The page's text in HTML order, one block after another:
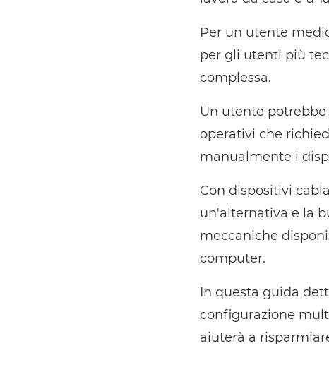
Per un utente
per gli utenti più
complessa.
Un utente
operativi che
manualmente i
Con dispositivi
un'alternativa e la
meccaniche
computer.
In questa guida
configurazione
aiuterà a